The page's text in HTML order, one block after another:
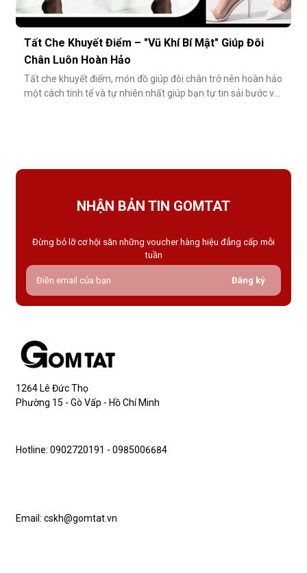
Tất Che Khuyết Điểm – "Vũ Khí Bí Mật" Giúp Đôi
Chân Luôn Hoàn Hảo
Tất che khuyết điểm, món đồ giúp đôi chân trở nên hoàn hảo
một cách tinh tế và tự nhiên nhất giúp bạn tự tin sải bước với
NHẬN BẢN TIN GOMTAT
Đừng bỏ lỡ cơ hội săn những voucher hàng hiệu đẳng cấp mỗi
tuần
Đăng ký
1264 Lê Đức Thọ
Phường 15 - Gò Vấp - Hồ Chí Minh
Hotline: 0902720191 - 0985006684
Email: cskh@gomtat.vn